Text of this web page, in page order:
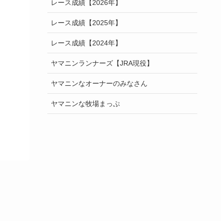
レース成績【2026年】
レース成績【2025年】
レース成績【2024年】
ヤマニンランナーズ【JRA現役】
ヤマニンなオーナーのみなさん
ヤマニンな牧場まっぷ